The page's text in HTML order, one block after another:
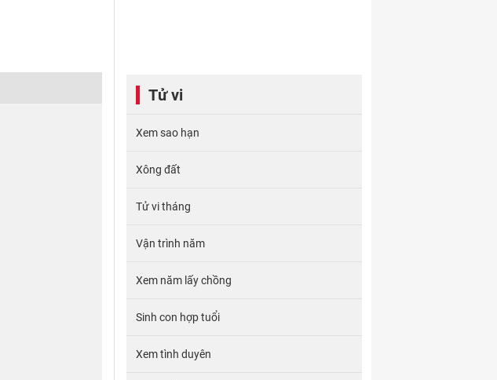
Tử vi
Xem sao hạn
Xông đất
Tử vi tháng
Vận trình năm
Xem năm lấy chồng
Sinh con hợp tuổi
Xem tình duyên